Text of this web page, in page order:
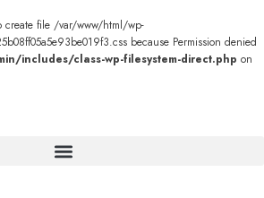
create file /var/www/html/wp-
because Permission denied
includes/class-wp-filesystem-direct.php on